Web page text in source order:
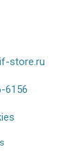
store.ru
6156